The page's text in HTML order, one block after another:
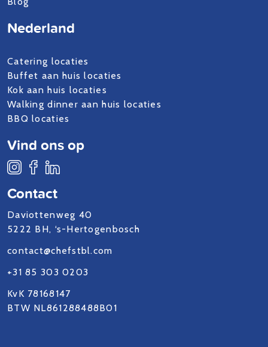
Contact
Daviottenweg 40
5222 BH, ‘s-Hertogenbosch
contact@chefstbl.com
+31 85 303 0203
KvK 78168147
BTW NL861288488B01
Nederland
Catering locaties
Buffet aan huis locaties
Kok aan huis locaties
Walking dinner aan huis locaties
BBQ locaties
Vind ons op